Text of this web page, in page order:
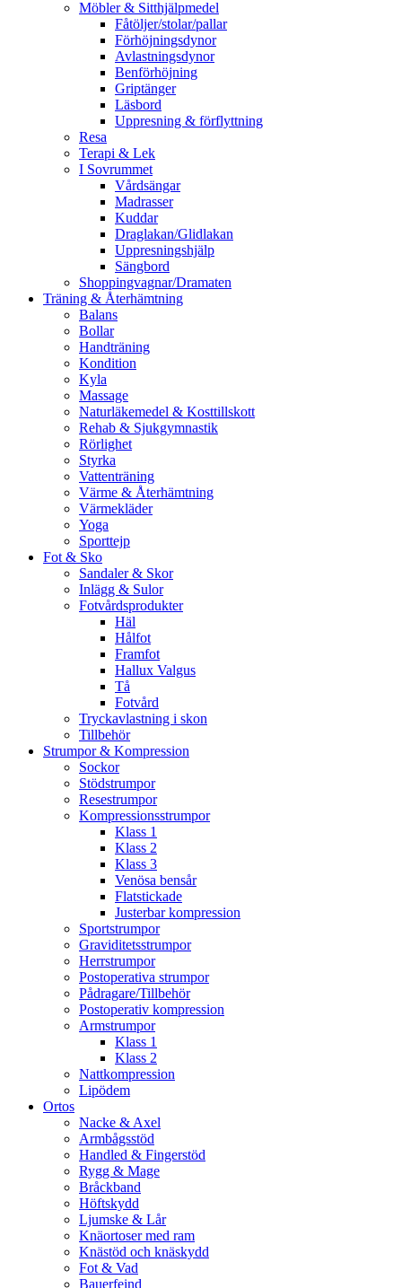
Möbler & Sitthjälpmedel
Fåtöljer/stolar/pallar
Förhöjningsdynor
Avlastningsdynor
Benförhöjning
Griptänger
Läsbord
Uppresning & förflyttning
Resa
Terapi & Lek
I Sovrummet
Vårdsängar
Madrasser
Kuddar
Draglakan/Glidlakan
Uppresningshjälp
Sängbord
Shoppingvagnar/Dramaten
Träning & Återhämtning
Balans
Bollar
Handträning
Kondition
Kyla
Massage
Naturläkemedel & Kosttillskott
Rehab & Sjukgymnastik
Rörlighet
Styrka
Vattenträning
Värme & Återhämtning
Värmekläder
Yoga
Sporttejp
Fot & Sko
Sandaler & Skor
Inlägg & Sulor
Fotvårdsprodukter
Häl
Hålfot
Framfot
Hallux Valgus
Tå
Fotvård
Tryckavlastning i skon
Tillbehör
Strumpor & Kompression
Sockor
Stödstrumpor
Resestrumpor
Kompressionsstrumpor
Klass 1
Klass 2
Klass 3
Venösa bensår
Flatstickade
Justerbar kompression
Sportstrumpor
Graviditetsstrumpor
Herrstrumpor
Postoperativa strumpor
Pådragare/Tillbehör
Postoperativ kompression
Armstrumpor
Klass 1
Klass 2
Nattkompression
Lipödem
Ortos
Nacke & Axel
Armbågsstöd
Handled & Fingerstöd
Rygg & Mage
Bråckband
Höftskydd
Ljumske & Lår
Knäortoser med ram
Knästöd och knäskydd
Fot & Vad
Bauerfeind